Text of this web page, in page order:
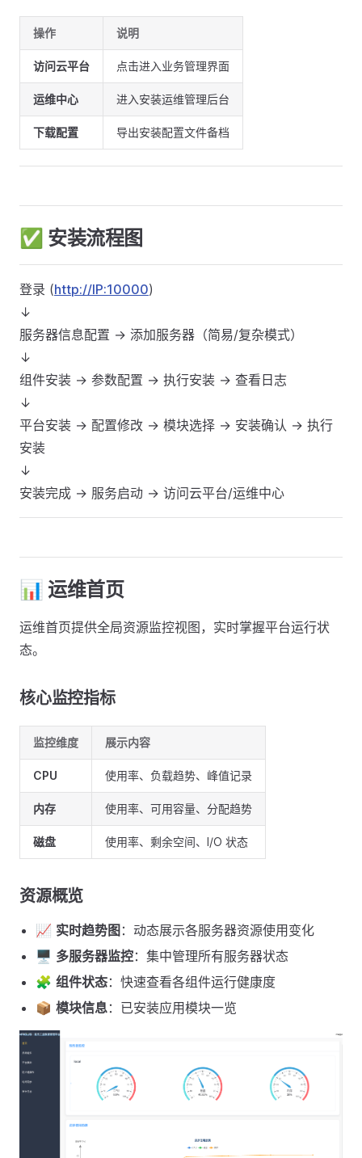
操作 说明
访问云平台 点击进入业务管理界面
运维中心 进入安装运维管理后台
下载配置 导出安装配置文件备档
✅ 安装流程图
登录 (http://IP:10000)
↓
服务器信息配置 → 添加服务器（简易/复杂模式）
↓
组件安装 → 参数配置 → 执行安装 → 查看日志
↓
平台安装 → 配置修改 → 模块选择 → 安装确认 → 执行
安装
↓
安装完成 → 服务启动 → 访问云平台/运维中心
📊 运维首页
运维首页提供全局资源监控视图，实时掌握平台运行状
态。
核心监控指标
监控维度 展示内容
CPU 使用率、负载趋势、峰值记录
内存 使用率、可用容量、分配趋势
磁盘 使用率、剩余空间、I/O 状态
资源概览
📈 实时趋势图 ：动态展示各服务器资源使用变化
🖥️ 多服务器监控：集中管理所有服务器状态
🧩 组件状态：快速查看各组件运行健康度
📦 模块信息：已安装应用模块一览